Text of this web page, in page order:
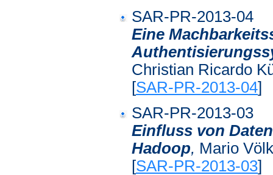
SAR-PR-2013-04
Eine
Christian Ricardo
[SAR-PR-2013-04]
SAR-PR-2013-03
Einfluss von
Hadoop, Mario
[SAR-PR-2013-03]